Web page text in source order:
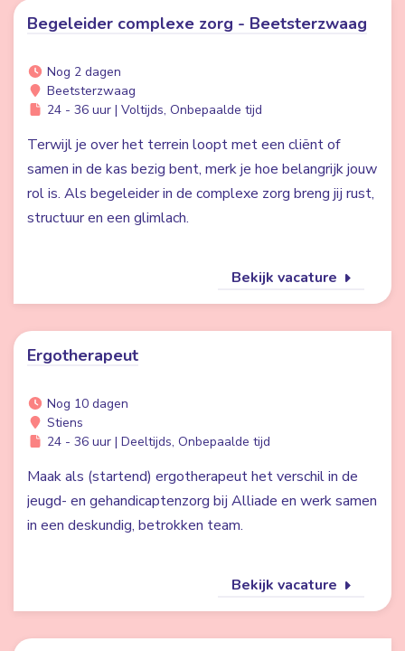
Begeleider complexe zorg - Beetsterzwaag
Nog 2 dagen
Beetsterzwaag
24 - 36 uur | Voltijds, Onbepaalde tijd
Terwijl je over het terrein loopt met een cliënt of
samen in de kas bezig bent, merk je hoe belangrijk jouw
rol is. Als begeleider in de complexe zorg breng jij rust,
structuur en een glimlach.
Bekijk vacature
Ergotherapeut
Nog 10 dagen
Stiens
24 - 36 uur | Deeltijds, Onbepaalde tijd
Maak als (startend) ergotherapeut het verschil in de
jeugd- en gehandicaptenzorg bij Alliade en werk samen
in een deskundig, betrokken team.
Bekijk vacature